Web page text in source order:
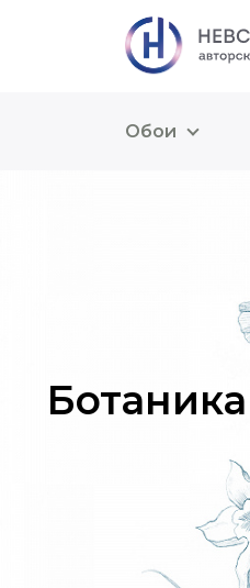
Обои
Ботаника